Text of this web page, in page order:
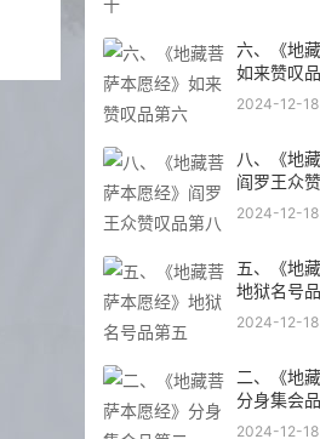
六、《地
如来赞叹
2024-12-18
八、《地
阎罗王众
2024-12-18
五、《地
地狱名号
2024-12-18
二、《地
分身集会
2024-12-18